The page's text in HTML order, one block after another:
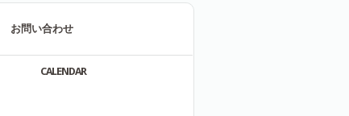
お問い合わせ
CALENDAR